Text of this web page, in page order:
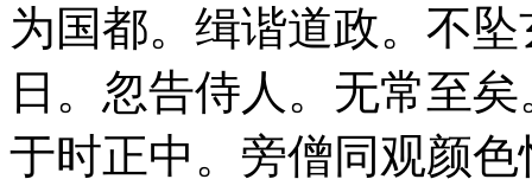
为国都。缉谐道政。不
日。忽告侍人。无常至
于时正中。旁僧同观颜